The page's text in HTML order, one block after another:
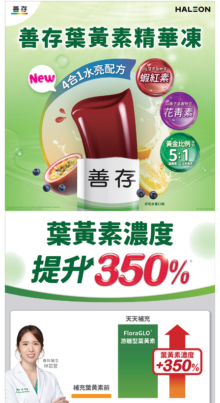
相關說明
【大哥付你分期使用說明】
1.本服務由台灣大哥大提供，台灣大哥大用戶可立即使用無須另外申請。
2.付款方式選擇「大哥付你分期」，訂單成立後會自動跳轉到大哥付的交易
流程，驗證手機門號後，選擇欲分期的期數、繳款截止日，確認付款後即完
成交易。
3.實際核准額度、可分期數及費用金額請依後續交易確認頁面所載為準。
4.訂單成立30分鐘內，如未前往確認交易或遇審核未通過，訂單將自動取
消。如遇「轉專審核」未通過狀況，表示未達大哥付你分期系統評分，恕無
法說明評估內容。
【繳款方式說明】
1.分期款項不併入電信帳單，「大哥付你分期」於每月結算日後寄送繳費提
2.透過簡訊連結打開帳單後，可選擇「超商條碼／台灣大直營門市／銀行轉
帳／街口支付／iPASS MONEY」等通路繳費。
【注意事項】
1.本服務係由「台灣大哥大股份有限公司」（以下簡稱本公司）所提供，讓
用戶於交易時，得透過本服務購買商品或服務，並由商店將買賣／分期付款
買賣價金債權讓與本公司後，依約使用本公司帳單繳交帳款。
2.基於同意付款使用「大哥付你分期」之契約關係目的，商店將以您的個人
資料（包含姓名、電話或地址）提供予台灣大哥大進項蒐集、處理及利用，
由本公司與您本人進行分期帳單所需資料之確認、核對及更正。
3.完整用戶服務條款，請詳閱以下連結：https://oppay.tw/userRule
AFTEE先享後付
相關說明
【關於「AFTEE先享後付」】
AFTEE先享後付是「在收到商品之後才付款」的支付方式。 讓您購物簡單
便利好安心！
１．簡單：不需註冊會員、不需綁卡、不需儲值。
２．便利：只要手機號碼，簡訊認證，即可結帳。
３．安心：先確認商品／服務後，再付款。
【「AFTEE先享後付」結帳流程】
１．於結帳方式選擇「AFTEE先享後付」後，將跳轉至「AFTEE先享後付」
結帳頁面，進行簡訊認證並確認金額後，即可完成結帳。
２．訂單成立數日內，您將收到繳費通知簡訊。
３．收到繳費通知簡訊後14天內，點擊此簡訊中的連結，可透過四大超商／
ATM／網路銀行／等多元方式進行付款，方視為交易完成。
※ 請注意：結帳手續完成當下不需立刻繳費，但若您需要取消訂單，請聯絡
購買商品的店家。未經商家同意取消之訂單仍視為有效，需透過AFTEE先享
後付繳納相關費用。
※ 交易是否成功請以「AFTEE先享後付 」之結帳頁面顯示為準，若有關於
是否繳費成功／繳費後需取消欲退款等相關疑問，請聯繫「AFTEE先享後付
客戶支援中心」
https://netprotections.freshdesk.com/support/home
１．透過由恩沛科技股份有限公司提供之「AFTEE先享後付」服務完成之交
易，需依本服務之必要範圍內提供個人資料，並將交易相關給付款項請求債
２．關於個人資料處理事宜，請瀏覽以下網址：
https://aftee.tw/terms/#terms3
３．未成年的使用者請事先徵得法定代理人或監護人之同意方可使用
「AFTEE先享後付」，若未經同意申辦者引起之損失，本公司不負相關責
任。
４．使用「AFTEE先享後付」時，將依據個別帳號之用戶狀況，依本公司即
時審查核予不同之上限額度；若仍有額度不足之情形，本公司將視審查結果
５．嚴禁一人註冊多個帳號或使用他人資訊註冊。若發現惡意使用之情形，
恩沛科技股份有限公司將有權停止該用戶之使用額度並採取法律行動。
運送方式
付款後全家取貨
每筆NT$65，滿NT$499(含以上)免運費
付款後萊爾富取貨
每筆NT$65，滿NT$799(含以上)免運費
付款後7-11取貨
每筆NT$65，滿NT$799(含以上)免運費
大榮宅配
每筆NT$80，滿NT$999(含以上)免運費